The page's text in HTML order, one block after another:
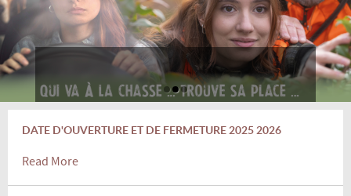
DATE D'OUVERTURE ET DE FERMETURE 2025 2026
Read More